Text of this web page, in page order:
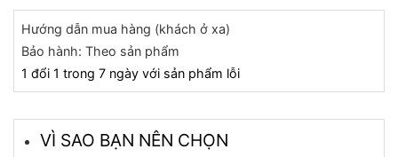
Hướng dẫn mua hàng (khách ở xa)
Bảo hành: Theo sản phẩm
1 đổi 1 trong 7 ngày với sản phẩm lỗi
VÌ SAO BẠN NÊN CHỌN